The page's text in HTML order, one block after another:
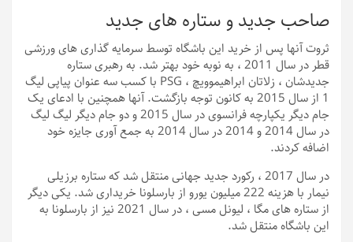
صاحب جدید و ستاره های جدید
ثروت آنها پس از خرید این باشگاه توسط سرمایه گذاری های ورزشی
قطر در سال 2011 ، به نوبه خود بهتر شد. به رهبری ستاره
جدیدشان ، زلاتان ابراهیموویچ ، PSG با کسب سه عنوان پیاپی لیگ
1 از سال 2015 به کانون توجه بازگشت. آنها همچنین با ادعای یک
جام دیگر یکپارچه فرانسوی در سال 2015 و دو جام دیگر لیگ لیگ
در سال 2014 و 2014 در سال 2014 به جمع آوری جایزه خود
اضافه کردند.
در سال 2017 ، رکورد جدید جهانی منتقل شد که ستاره برزیلی
نیمار با هزینه 222 میلیون یورو از بارسلونا خریداری شد. یکی دیگر
از ستاره های مگا ، لیونل مسی ، در سال 2021 نیز از بارسلونا به
این باشگاه منتقل شد.